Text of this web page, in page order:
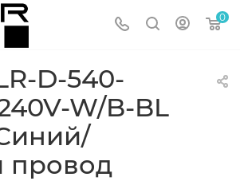
0
D-540-
W/B-BL
провод